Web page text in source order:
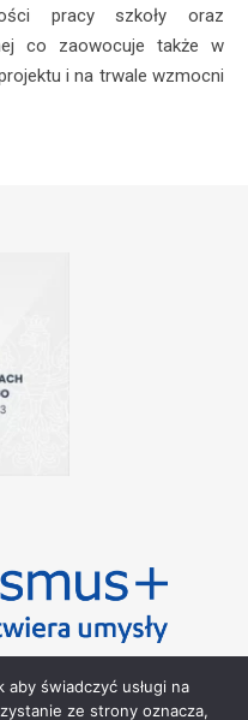
pracy szkoły oraz
co zaowocuje także w
i na trwale wzmocni
świadczyć usługi na
ze strony oznacza,